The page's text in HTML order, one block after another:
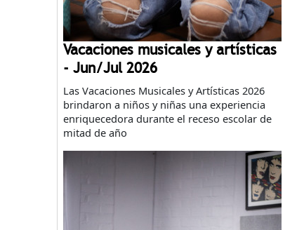
Vacaciones musicales y artísticas
- Jun/Jul 2026
Las Vacaciones Musicales y Artísticas 2026
brindaron a niños y niñas una experiencia
enriquecedora durante el receso escolar de
mitad de año